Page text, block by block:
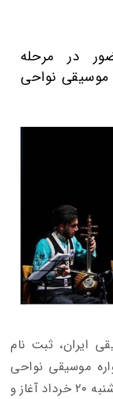
در مرحله
موسیقی نواحی
ایران، ثبت نام
موسیقی نواحی
ایران براساس متن فراخوان از امروز شنبه ۲۰ خرداد آغاز و